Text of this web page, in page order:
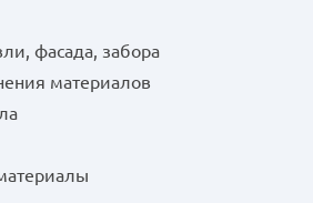
температурах:
фасада, забора
материалов